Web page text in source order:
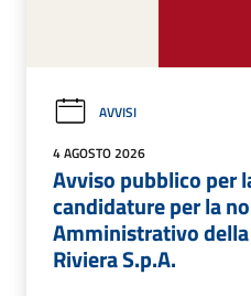
AVVISI
4 AGOSTO 2026
Avviso pubblico per
candidature per la
Amministrativo
Riviera S.p.A.